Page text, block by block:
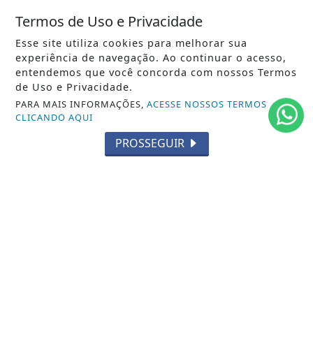
/ NOTÍCIAS
POLÍTICA
MUNDO
TECNOLOGIA
Termos de Uso e Privacidade
Esse site utiliza cookies para melhorar sua
experiência de navegação. Ao continuar o acesso,
entendemos que você concorda com nossos Termos
de Uso e Privacidade.
PARA MAIS INFORMAÇÕES,ACESSE NOSSOS TERMOS
CLICANDO AQUI
PROSSEGUIR